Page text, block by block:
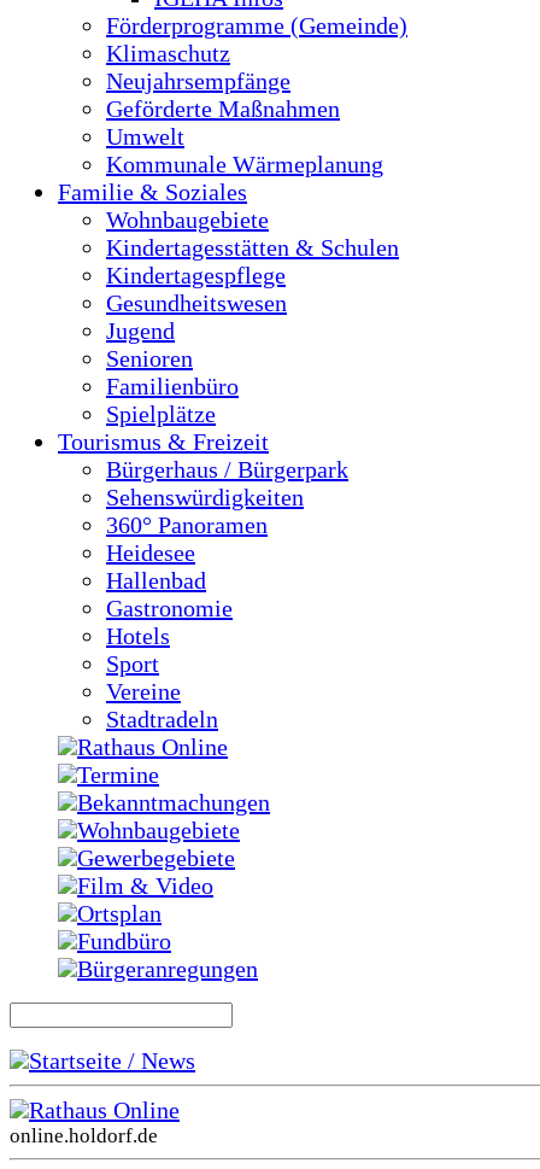
Förderprogramme (Gemeinde)
Klimaschutz
Neujahrsempfänge
Geförderte Maßnahmen
Umwelt
Kommunale Wärmeplanung
Familie & Soziales
Wohnbaugebiete
Kindertagesstätten & Schulen
Kindertagespflege
Gesundheitswesen
Jugend
Senioren
Familienbüro
Spielplätze
Tourismus & Freizeit
Bürgerhaus / Bürgerpark
Sehenswürdigkeiten
360° Panoramen
Heidesee
Hallenbad
Gastronomie
Hotels
Sport
Vereine
Stadtradeln
Rathaus Online
Termine
Bekanntmachungen
Wohnbaugebiete
Gewerbegebiete
Film & Video
Ortsplan
Fundbüro
Bürgeranregungen
Startseite / News
Rathaus Online
online.holdorf.de